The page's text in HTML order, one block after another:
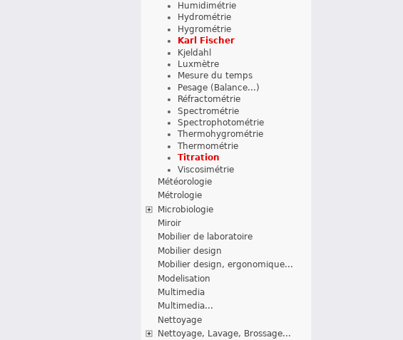
Humidimétrie
Hydrométrie
Hygrométrie
Karl Fischer
Kjeldahl
Luxmètre
Mesure du temps
Pesage (Balance...)
Réfractométrie
Spectrométrie
Spectrophotométrie
Thermohygrométrie
Thermométrie
Titration
Viscosimétrie
Météorologie
Métrologie
Microbiologie
Miroir
Mobilier de laboratoire
Mobilier design
Mobilier design, ergonomique...
Modelisation
Multimedia
Multimedia...
Nettoyage
Nettoyage, Lavage, Brossage...